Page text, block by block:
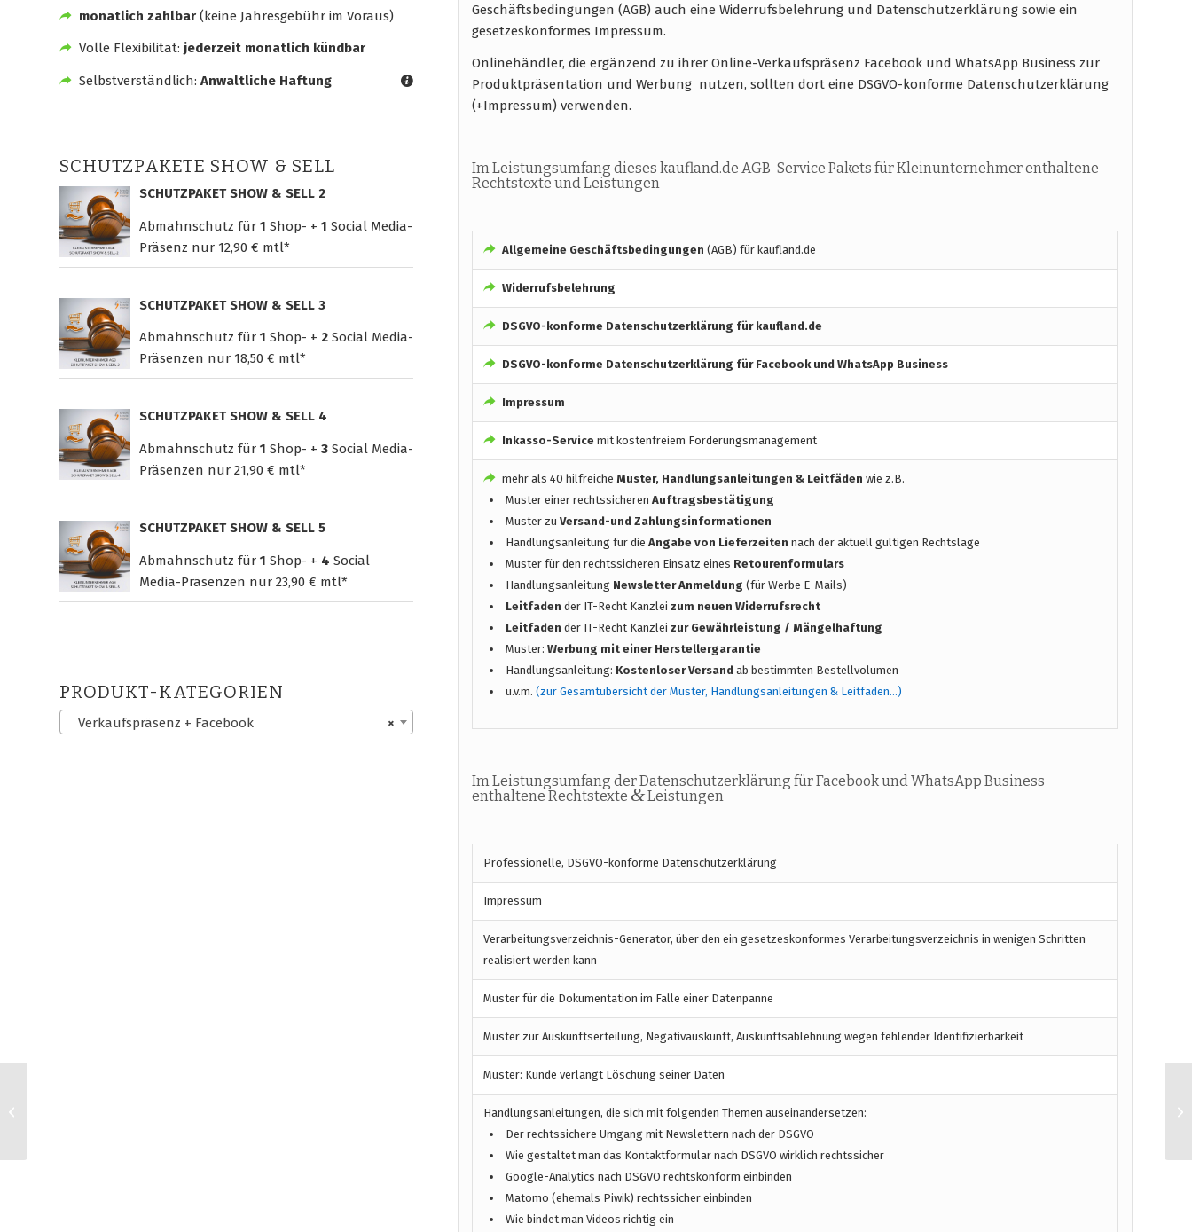
monatlich zahlbar(keine Jahresgebühr im Voraus)
Volle Flexibilität: jederzeit monatlich kündbar
Selbstverständlich: Anwaltliche Haftung
SCHUTZPAKETE SHOW & SELL
SCHUTZPAKET SHOW & SELL 2
Abmahnschutz für 1 Shop- + 1 Social Media-
Präsenz nur 12,90 € mtl*
SCHUTZPAKET SHOW & SELL 3
Abmahnschutz für 1 Shop- + 2 Social Media-
Präsenzen nur 18,50 € mtl*
SCHUTZPAKET SHOW & SELL 4
Abmahnschutz für 1 Shop- + 3 Social Media-
Präsenzen nur 21,90 € mtl*
SCHUTZPAKET SHOW & SELL 5
Abmahnschutz für 1 Shop- + 4 Social
Media-Präsenzen nur 23,90 € mtl*
PRODUKT-KATEGORIEN
×
Verkaufspräsenz + Facebook
Geschäftsbedingungen (AGB) auch eine Widerrufsbelehrung und Datenschutzerklärung sowie ein
gesetzeskonformes Impressum.
Onlinehändler, die ergänzend zu ihrer Online-Verkaufspräsenz Facebook und WhatsApp Business zur
Produktpräsentation und Werbung nutzen, sollten dort eine DSGVO-konforme Datenschutzerklärung
(+Impressum) verwenden.
Im Leistungsumfang dieses kaufland.de AGB-Service Pakets für Kleinunternehmer enthaltene
Rechtstexte und Leistungen
Allgemeine Geschäftsbedingungen (AGB) für kaufland.de
Widerrufsbelehrung
DSGVO-konforme Datenschutzerklärung für kaufland.de
DSGVO-konforme Datenschutzerklärung für Facebook und WhatsApp Business
Impressum
Inkasso-Service mit kostenfreiem Forderungsmanagement
mehr als 40 hilfreiche Muster, Handlungsanleitungen & Leitfäden wie z.B.
Muster einer rechtssicherenAuftragsbestätigung
Muster zuVersand-und Zahlungsinformationen
Handlungsanleitung für dieAngabe von Lieferzeiten nach der aktuell gültigen Rechtslage
Muster für den rechtssicheren Einsatz eines Retourenformulars
Handlungsanleitung Newsletter Anmeldung(für Werbe E-Mails)
Leitfaden der IT-Recht Kanzleizum neuen Widerrufsrecht
Leitfaden der IT-Recht Kanzleizur Gewährleistung / Mängelhaftung
Muster:Werbung mit einer Herstellergarantie
Handlungsanleitung: Kostenloser Versand ab bestimmten Bestellvolumen
u.v.m.(zur Gesamtübersicht der Muster, Handlungsanleitungen & Leitfäden…)
Im Leistungsumfang der Datenschutzerklärung für Facebook und WhatsApp Business
enthaltene Rechtstexte &Leistungen
Professionelle, DSGVO-konforme Datenschutzerklärung
Impressum
Verarbeitungsverzeichnis-Generator, über den ein gesetzeskonformes Verarbeitungsverzeichnis in wenigen Schritten
realisiert werden kann
Muster für die Dokumentation im Falle einer Datenpanne
Muster zur Auskunftserteilung, Negativauskunft, Auskunftsablehnung wegen fehlender Identifizierbarkeit
Muster: Kunde verlangt Löschung seiner Daten
Handlungsanleitungen, die sich mit folgenden Themen auseinandersetzen:
Der rechtssichere Umgang mit Newslettern nach der DSGVO
Wie gestaltet man das Kontaktformular nach DSGVO wirklich rechtssicher
Google-Analytics nach DSGVO rechtskonform einbinden
Matomo (ehemals Piwik) rechtssicher einbinden
Wie bindet man Videos richtig ein